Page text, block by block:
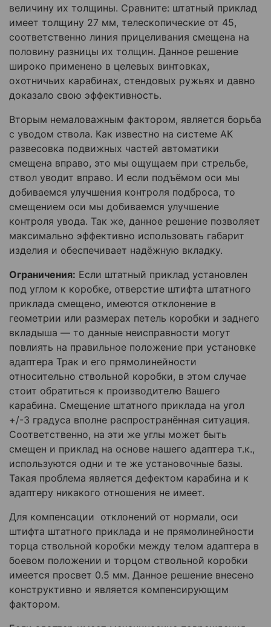
величину их толщины. Сравните: штатный приклад
имеет толщину 27 мм, телескопические от 45,
соответственно линия прицеливания смещена на
половину разницы их толщин. Данное решение
широко применено в целевых винтовках,
охотничьих карабинах, стендовых ружьях и давно
доказало свою эффективность.
Вторым немаловажным фактором, является борьба
с уводом ствола. Как известно на системе АК
развесовка подвижных частей автоматики
смещена вправо, это мы ощущаем при стрельбе,
ствол уводит вправо. И если подъёмом оси мы
добиваемся улучшения контроля подброса, то
смещением оси мы добиваемся улучшение
контроля увода. Так же, данное решение позволяет
максимально эффективно использовать габарит
изделия и обеспечивает надёжную вкладку.
Ограничения: Если штатный приклад установлен
под углом к коробке, отверстие штифта штатного
приклада смещено, имеются отклонение в
геометрии или размерах петель коробки и заднего
вкладыша — то данные неисправности могут
повлиять на правильное положение при установке
адаптера Трак и его прямолинейности
относительно ствольной коробки, в этом случае
стоит обратиться к производителю Вашего
карабина. Смещение штатного приклада на угол
+/-3 градуса вполне распространённая ситуация.
Соответственно, на эти же углы может быть
смещен и приклад на основе нашего адаптера т.к.,
используются одни и те же установочные базы.
Такая проблема является дефектом карабина и к
адаптеру никакого отношения не имеет.
Для компенсации отклонений от нормали, оси
штифта штатного приклада и не прямолинейности
торца ствольной коробки между телом адаптера в
боевом положении и торцом ствольной коробки
имеется просвет 0.5 мм. Данное решение внесено
конструктивно и является компенсирующим
фактором.